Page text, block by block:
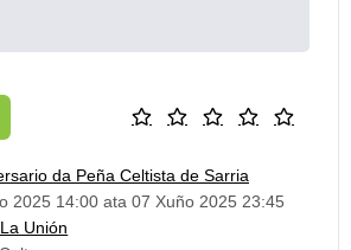
2025 14:00 ata 07 Xuño 2025 23:45
Unión